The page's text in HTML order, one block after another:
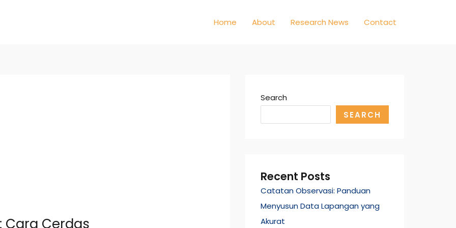
Home About Research News Contact
Cara Cerdas
Search
SEARCH
Recent Posts
Catatan Observasi: Panduan
Menyusun Data Lapangan yang
Akurat